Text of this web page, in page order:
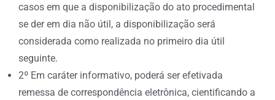
casos em que a disponibilização do ato procedimental
se der em dia não útil, a disponibilização será
considerada como realizada no primeiro dia útil
seguinte.
2º Em caráter informativo, poderá ser efetivada
remessa de correspondência eletrônica, cientificando a